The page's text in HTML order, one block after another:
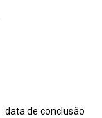
data de conclusão